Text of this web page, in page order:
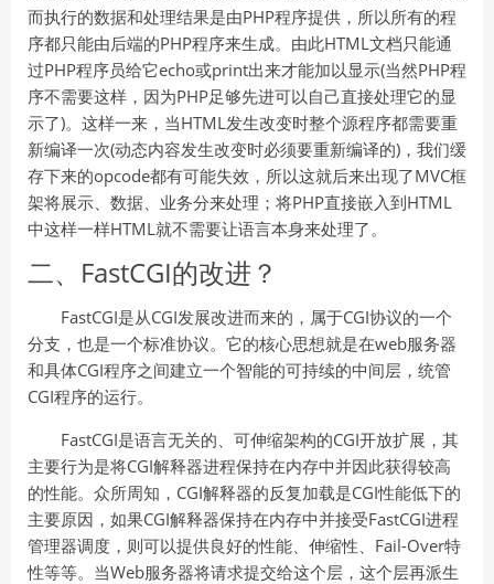
而执行的数据和处理结果是由PHP程序提供，所以所有的程
序都只能由后端的PHP程序来生成。由此HTML文档只能通
过PHP程序员给它echo或print出来才能加以显示(当然PHP程
序不需要这样，因为PHP足够先进可以自己直接处理它的显
示了)。这样一来，当HTML发生改变时整个源程序都需要重
新编译一次(动态内容发生改变时必须要重新编译的)，我们缓
存下来的opcode都有可能失效，所以这就后来出现了MVC框
架将展示、数据、业务分来处理；将PHP直接嵌入到HTML
中这样一样HTML就不需要让语言本身来处理了。
二、FastCGI的改进？
FastCGI是从CGI发展改进而来的，属于CGI协议的一个
分支，也是一个标准协议。它的核心思想就是在web服务器
和具体CGI程序之间建立一个智能的可持续的中间层，统管
CGI程序的运行。
FastCGI是语言无关的、可伸缩架构的CGI开放扩展，其
主要行为是将CGI解释器进程保持在内存中并因此获得较高
的性能。众所周知，CGI解释器的反复加载是CGI性能低下的
主要原因，如果CGI解释器保持在内存中并接受FastCGI进程
管理器调度，则可以提供良好的性能、伸缩性、Fail-Over特
性等等。当Web服务器将请求提交给这个层，这个层再派生